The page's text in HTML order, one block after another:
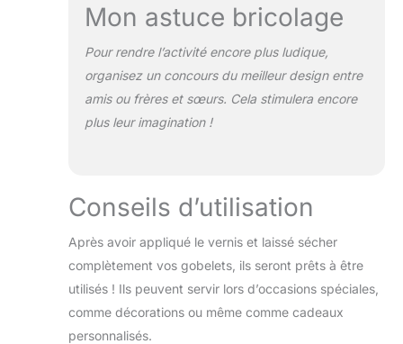
Mon astuce bricolage
Pour rendre l’activité encore plus ludique,
organisez un concours du meilleur design entre
amis ou frères et sœurs. Cela stimulera encore
plus leur imagination !
Conseils d’utilisation
Après avoir appliqué le vernis et laissé sécher
complètement vos gobelets, ils seront prêts à être
utilisés ! Ils peuvent servir lors d’occasions spéciales,
comme décorations ou même comme cadeaux
personnalisés.